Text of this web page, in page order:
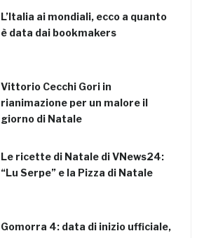
L’Italia ai mondiali, ecco a quanto
è data dai bookmakers
Vittorio Cecchi Gori in
rianimazione per un malore il
giorno di Natale
Le ricette di Natale di VNews24:
“Lu Serpe” e la Pizza di Natale
Gomorra 4: data di inizio ufficiale,